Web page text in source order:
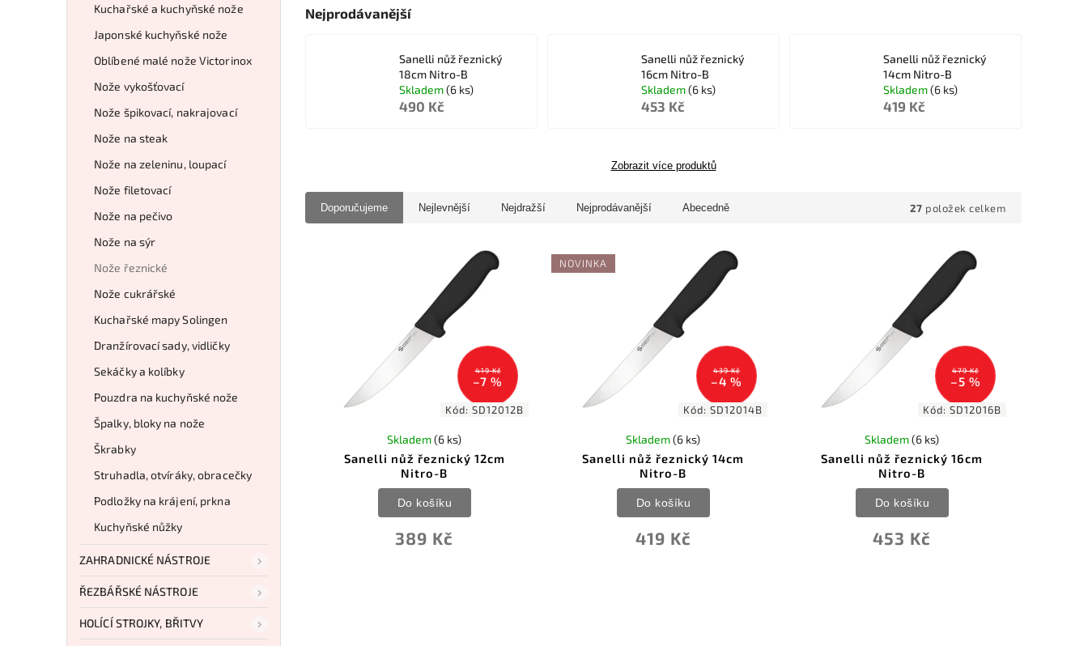
Kuchařské a kuchyňské nože
Japonské kuchyňské nože
Oblíbené malé nože Victorinox
Nože vykošťovací
Nože špikovací, nakrajovací
Nože na steak
Nože na zeleninu, loupací
Nože filetovací
Nože na pečivo
Nože na sýr
Nože řeznické
Nože cukrářské
Kuchařské mapy Solingen
Dranžírovací sady, vidličky
Sekáčky a kolíbky
Pouzdra na kuchyňské nože
Špalky, bloky na nože
Škrabky
Struhadla, otvíráky, obracečky
Podložky na krájení, prkna
Kuchyňské nůžky
ZAHRADNICKÉ NÁSTROJE
ŘEZBÁŘSKÉ NÁSTROJE
HOLÍCÍ STROJKY, BŘITVY
Nejprodávanější
Sanelli nůž řeznický
18cm Nitro-B
Skladem(6 ks)
490 Kč
Sanelli nůž řeznický
16cm Nitro-B
Skladem(6 ks)
453 Kč
Sanelli nůž řeznický
14cm Nitro-B
Skladem(6 ks)
419 Kč
Zobrazit více produktů
Doporučujeme Nejlevnější Nejdražší Nejprodávanější Abecedně 27 položek celkem
419 Kč
–7 %
Kód:SD12012B
Sanelli nůž řeznický 12cm
Nitro-B
Skladem(6 ks)
389 Kč
Do košíku
NOVINKA
439 Kč
–4 %
Kód:SD12014B
Sanelli nůž řeznický 14cm
Nitro-B
Skladem(6 ks)
419 Kč
Do košíku
479 Kč
–5 %
Kód:SD12016B
Sanelli nůž řeznický 16cm
Nitro-B
Skladem(6 ks)
453 Kč
Do košíku